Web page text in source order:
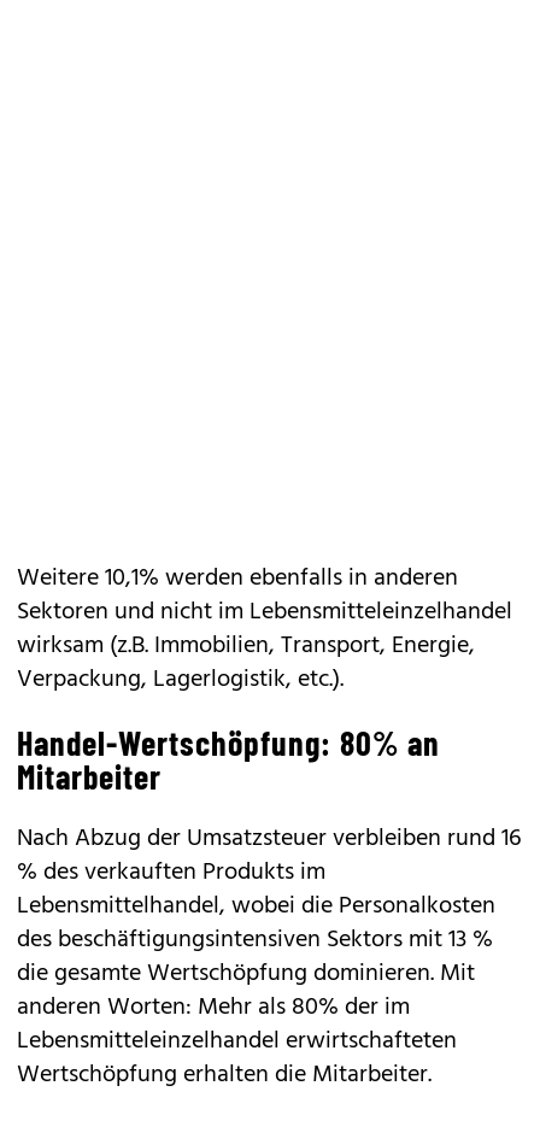
Weitere 10,1% werden ebenfalls in anderen
Sektoren und nicht im Lebensmitteleinzelhandel
wirksam (z.B. Immobilien, Transport, Energie,
Verpackung, Lagerlogistik, etc.).
Handel-Wertschöpfung: 80% an
Mitarbeiter
Nach Abzug der Umsatzsteuer verbleiben rund 16
% des verkauften Produkts im
Lebensmittelhandel, wobei die Personalkosten
des beschäftigungsintensiven Sektors mit 13 %
die gesamte Wertschöpfung dominieren. Mit
anderen Worten: Mehr als 80% der im
Lebensmitteleinzelhandel erwirtschafteten
Wertschöpfung erhalten die Mitarbeiter.